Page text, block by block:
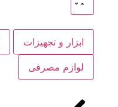
ابزار و تجهیزات
لوازم مصرفی